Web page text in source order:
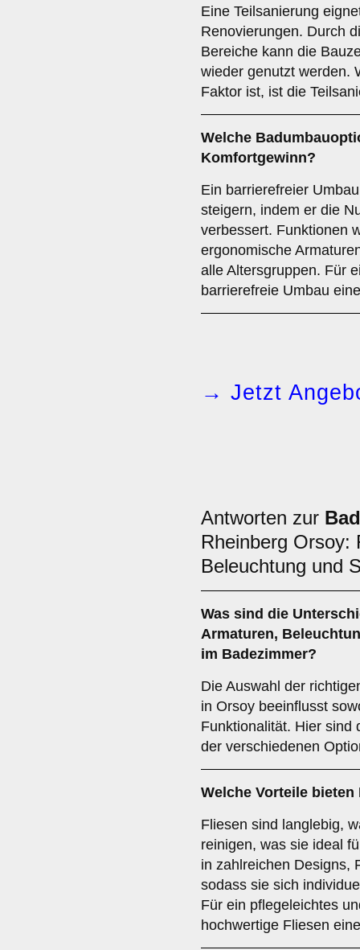
Eine Teilsanierung
Renovierungen. Durch
Bereiche kann die
wieder genutzt werden.
Faktor ist, ist die
Welche
Komfortgewinn?
Ein barrierefreier
steigern, indem er die
verbessert. Funktionen
ergonomische
alle Altersgruppen. Für
barrierefreie Umbau
→ Jetzt
Antworten zur
Rheinberg Orsoy:
Beleuchtung und
Was sind die
Armaturen,
im Badezimmer?
Die Auswahl der
in Orsoy beeinflusst
Funktionalität. Hier sind
der verschiedenen
Welche Vorteile bieten
Fliesen sind langlebig,
reinigen, was sie ideal
in zahlreichen Designs,
sodass sie sich
Für ein pflegeleichtes
hochwertige Fliesen